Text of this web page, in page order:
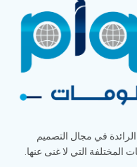
في مجال التصميم
التي لا غنى عنها.